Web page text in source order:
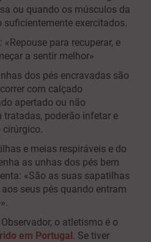
ou quando os músculos da
exercitados.
para recuperar, e
a sentir melhor»
dos pés encravadas são
com calçado
apertado ou não
tratadas, poderão infetar e
e meias respiráveis e do
as unhas dos pés bem
«São as suas sapatilhas
seus pés quando entram
o atletismo é o
em Portugal . Se tiver